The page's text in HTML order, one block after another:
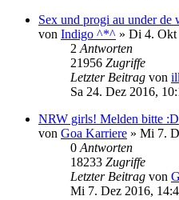
Sex und progi au under de
von Indigo ^*^ » Di 4. Okt
2 Antworten
21956 Zugriffe
Letzter Beitrag von
Sa 24. Dez 2016,
NRW girls! Melden bitte :D
von Goa Karriere » Mi 7.
0 Antworten
18233 Zugriffe
Letzter Beitrag von
Mi 7. Dez 2016,